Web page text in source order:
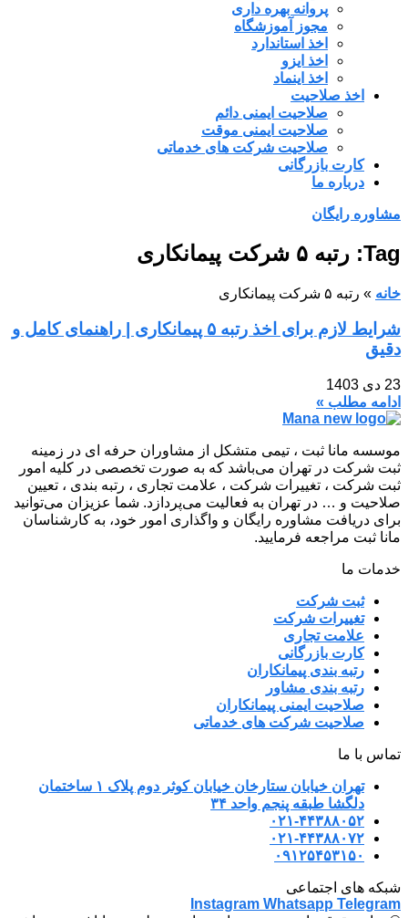
پروانه بهره داری
مجوز آموزشگاه
اخذ استاندارد
اخذ ایزو
اخذ اینماد
اخذ صلاحیت
صلاحیت ایمنی دائم
صلاحیت ایمنی موقت
صلاحیت شرکت های خدماتی
کارت بازرگانی
درباره ما
مشاوره رایگان
Tag: رتبه ۵ شرکت پیمانکاری
خانه » رتبه ۵ شرکت پیمانکاری
شرایط لازم برای اخذ رتبه ۵ پیمانکاری | راهنمای کامل و
دقیق
23 دی 1403
ادامه مطلب »
موسسه مانا ثبت ، تیمی متشکل از مشاوران حرفه ای در زمینه
ثبت شرکت در تهران می‌باشد که به صورت تخصصی در کلیه امور
ثبت شرکت ، تغییرات شرکت ، علامت تجاری ، رتبه بندی ، تعیین
صلاحیت و … در تهران به فعالیت می‌پردازد. شما عزیزان می‌توانید
برای دریافت مشاوره رایگان و واگذاری امور خود، به کارشناسان
مانا ثبت مراجعه فرمایید.
خدمات ما
ثبت شرکت
تغییرات شرکت
علامت تجاری
کارت بازرگانی
رتبه بندی پیمانکاران
رتبه بندی مشاور
صلاحیت ایمنی پیمانکاران
صلاحیت شرکت های خدماتی
تماس با ما
تهران خیابان ستارخان خیابان کوثر دوم پلاک ۱ ساختمان
دلگشا طبقه پنجم واحد ۳۴
۰۲۱-۴۴۳۸۸۰۵۲
۰۲۱-۴۴۳۸۸۰۷۲
۰۹۱۲۵۴۵۳۱۵۰
شبکه های اجتماعی
Instagram Whatsapp Telegram